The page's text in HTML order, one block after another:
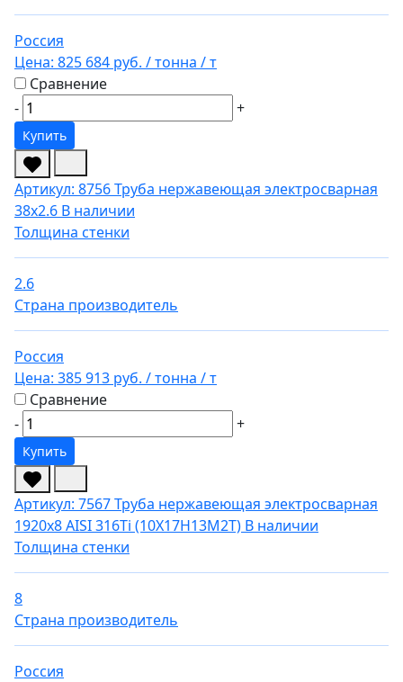
Россия
Цена: 825 684 руб. / тонна / т
Сравнение
-
+
Купить
Артикул: 8756Труба нержавеющая электросварная
38х2.6 В наличии
Толщина стенки
2.6
Страна производитель
Россия
Цена: 385 913 руб. / тонна / т
Сравнение
-
+
Купить
Артикул: 7567Труба нержавеющая электросварная
1920х8 AISI 316Ti (10Х17Н13М2Т) В наличии
Толщина стенки
8
Страна производитель
Россия